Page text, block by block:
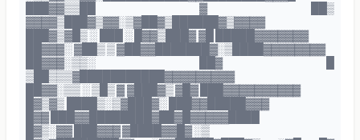
███▓▓▒▒██ ▓ ██▒
▓▓▓▓▒███▓▒▓▓░▒▓██▓▒██████▓▒▓▓▓▓
███▓▒▓█▒ ░ ███ ░ █▓▓▒███▓ ▓█ █████▓▓▓▓▓▓▓
██▓▓▓░ ▓██▒ ▒ ▓██▓▓███████▓░▒████▓▓▓▓▓▓▓▓
██▓▓▓░▒▒░ ██▓ █
▒██▒▒▒▓███████████▓▓▓▓▓▓▓▓▓
██▓▓░▒▒ ░ ▒█▒ ▓ ▓███▓▒ ▓█▓ ███▓▓▓▓▓▓▓▓▓▓
█▓▒▓▒ ████▒░▒▓███▓░ ███▓▓█████▓▓▓
█▓▓ ███▓▓████████▓██▓█▓▓▓▓▓████
█▓▒░▓▓ ███▓▓▓ ▓████▓▓█▓ ░▒